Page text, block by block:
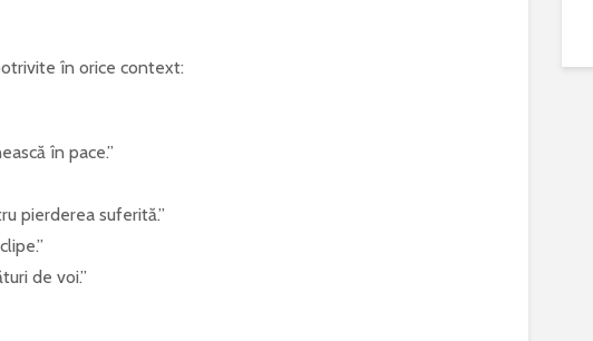
în orice context:
în pace.”
pierderea suferită.”
de voi.”